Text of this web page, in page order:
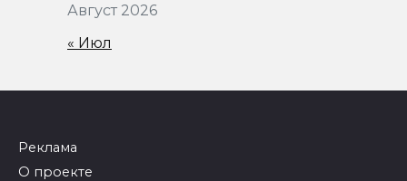
Август 2026
« Июл
Реклама
О проекте